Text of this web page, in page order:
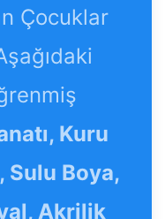
Çocuklar
Kuru
Sulu Boya,
Akrilik